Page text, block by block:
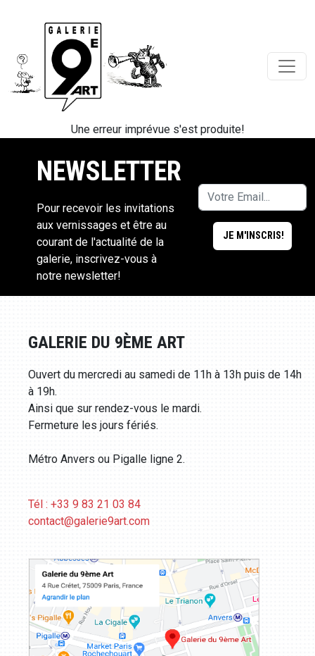
Une erreur imprévue s'est produite!
NEWSLETTER
Pour recevoir les invitations
aux vernissages et être au
courant de l'actualité de la
galerie, inscrivez-vous à
notre newsletter!
GALERIE DU 9ÈME ART
Ouvert du mercredi au samedi de 11h à 13h puis de 14h
à 19h.
Ainsi que sur rendez-vous le mardi.
Fermeture les jours fériés.
Métro Anvers ou Pigalle ligne 2.
Tél : +33 9 83 21 03 84
contact@galerie9art.com